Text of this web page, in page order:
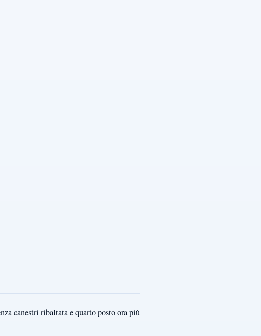
canestri ribaltata e quarto posto ora più